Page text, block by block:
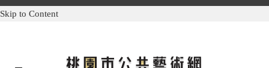
Skip to Content